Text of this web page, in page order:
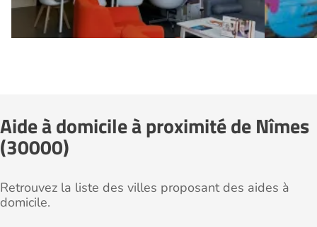
Aide à domicile à proximité de Nîmes
(30000)
Retrouvez la liste des villes proposant des aides à
domicile.